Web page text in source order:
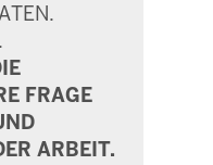
FRAGE
ARBEIT.